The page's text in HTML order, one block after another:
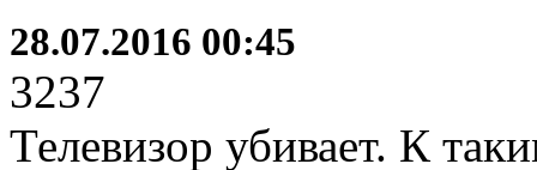
28.07.2016 00:45
3237
Телевизор убивает. К